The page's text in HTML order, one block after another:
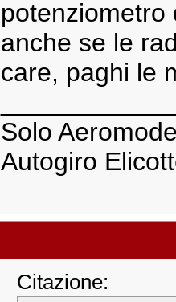
potenziometro
anche se le
care, paghi le
Solo
Autogiro
Citazione: